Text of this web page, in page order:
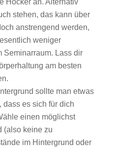
Hocker an. Alternativ
stehen, das kann über
anstrengend werden,
weniger
Seminarraum. Lass dir
am besten
sollte man etwas
dass es sich für dich
einen möglichst
(also keine zu
im Hintergrund oder